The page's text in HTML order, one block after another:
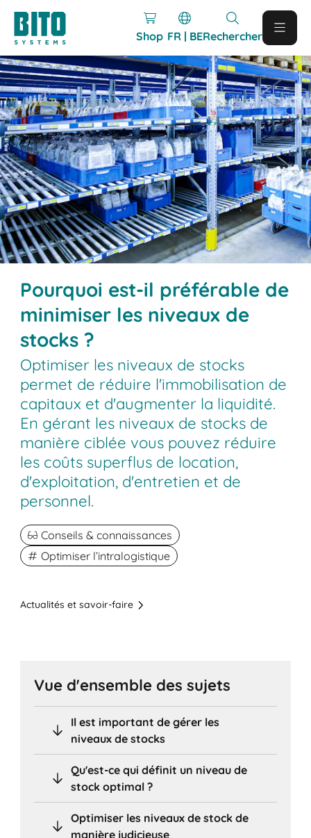
Shop FR | BERechercher
Pourquoi est-il préférable de
minimiser les niveaux de
stocks ?
Optimiser les niveaux de stocks
permet de réduire l'immobilisation de
capitaux et d'augmenter la liquidité.
En gérant les niveaux de stocks de
manière ciblée vous pouvez réduire
les coûts superflus de location,
d'exploitation, d'entretien et de
personnel.
Conseils & connaissances
Optimiser l’intralogistique
Actualités et savoir-faire
Vue d'ensemble des sujets
Il est important de gérer les
niveaux de stocks
Qu'est-ce qui définit un niveau de
stock optimal ?
Optimiser les niveaux de stock de
manière judicieuse